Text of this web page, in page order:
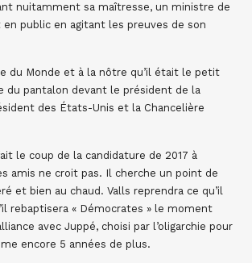
nuitamment sa maîtresse, un ministre de
public en agitant les preuves de son
du Monde et à la nôtre qu’il était le petit
du pantalon devant le président de la
des États-Unis et la Chancelière
le coup de la candidature de 2017 à
amis ne croit pas. Il cherche un point de
et bien au chaud. Valls reprendra ce qu’il
rebaptisera « Démocrates » le moment
avec Juppé, choisi par l’oligarchie pour
encore 5 années de plus.